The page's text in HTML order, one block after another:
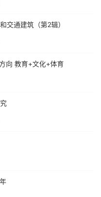
交通建筑（第2辑）
向 教育+文化+体育